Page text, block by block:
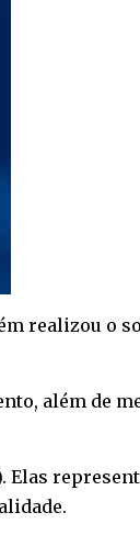
realizou o
além de
Elas